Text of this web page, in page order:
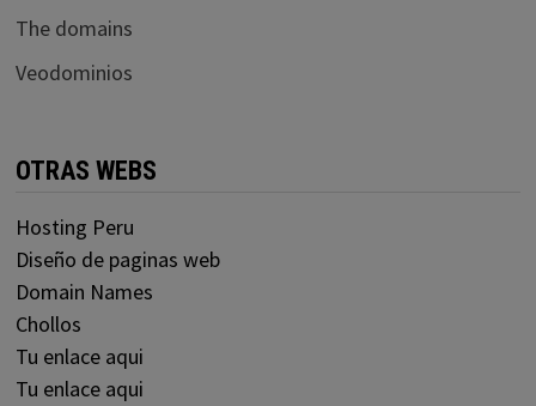
The domains
Veodominios
OTRAS WEBS
Hosting Peru
Diseño de paginas web
Domain Names
Chollos
Tu enlace aqui
Tu enlace aqui